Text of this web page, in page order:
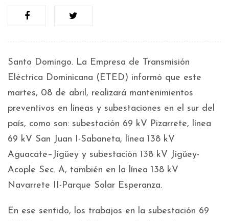
Santo Domingo. La Empresa de Transmisión
Eléctrica Dominicana (ETED) informó que este
martes, 08 de abril, realizará mantenimientos
preventivos en líneas y subestaciones en el sur del
país, como son: subestación 69 kV Pizarrete, línea
69 kV San Juan I-Sabaneta, línea 138 kV
Aguacate–Jigüey y subestación 138 kV Jigüey-
Acople Sec. A, también en la línea 138 kV
Navarrete II-Parque Solar Esperanza.
En ese sentido, los trabajos en la subestación 69